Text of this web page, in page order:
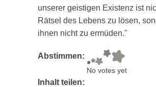
unserer geistigen Existenz ist
Rätsel des Lebens zu lösen,
ihnen nicht zu ermüden."
Abstimmen:
No votes yet
Inhalt teilen: